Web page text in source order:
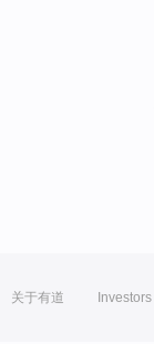
关于有道 Investors